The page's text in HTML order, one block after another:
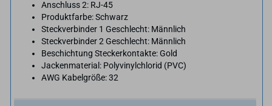
Anschluss 2: RJ-45
Produktfarbe: Schwarz
Steckverbinder 1 Geschlecht: Männlich
Steckverbinder 2 Geschlecht: Männlich
Beschichtung Steckerkontakte: Gold
Jackenmaterial: Polyvinylchlorid (PVC)
AWG Kabelgröße: 32